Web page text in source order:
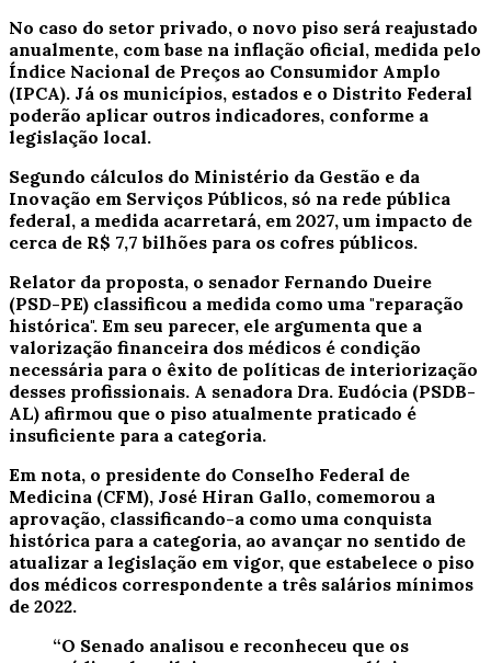
No caso do setor privado, o novo piso será reajustado
anualmente, com base na inflação oficial, medida pelo
Índice Nacional de Preços ao Consumidor Amplo
(IPCA). Já os municípios, estados e o Distrito Federal
poderão aplicar outros indicadores, conforme a
legislação local.
Segundo cálculos do Ministério da Gestão e da
Inovação em Serviços Públicos, só na rede pública
federal, a medida acarretará, em 2027, um impacto de
cerca de R$ 7,7 bilhões para os cofres públicos.
Relator da proposta, o senador Fernando Dueire
(PSD-PE) classificou a medida como uma "reparação
histórica". Em seu parecer, ele argumenta que a
valorização financeira dos médicos é condição
necessária para o êxito de políticas de interiorização
desses profissionais. A senadora Dra. Eudócia (PSDB-
AL) afirmou que o piso atualmente praticado é
insuficiente para a categoria.
Em nota, o presidente do Conselho Federal de
Medicina (CFM), José Hiran Gallo, comemorou a
aprovação, classificando-a como uma conquista
histórica para a categoria, ao avançar no sentido de
atualizar a legislação em vigor, que estabelece o piso
dos médicos correspondente a três salários mínimos
de 2022.
“O Senado analisou e reconheceu que os